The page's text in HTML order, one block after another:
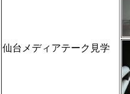
仙台メディアテーク見学